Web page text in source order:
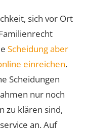
sich vor Ort
Scheidung aber
einreichen.
Scheidungen
nur noch
zu klären sind,
an. Auf